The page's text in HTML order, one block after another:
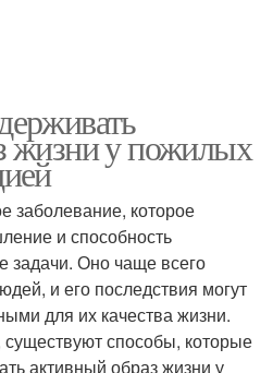
жизни у пожилых
заболевание, которое
и способность
задачи. Оно чаще всего
и его последствия могут
для их качества жизни.
способы, которые
активный образ жизни у